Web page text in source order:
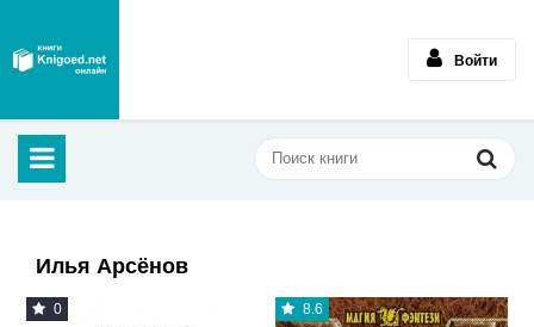
Войти
Илья Арсёнов
0 8.6